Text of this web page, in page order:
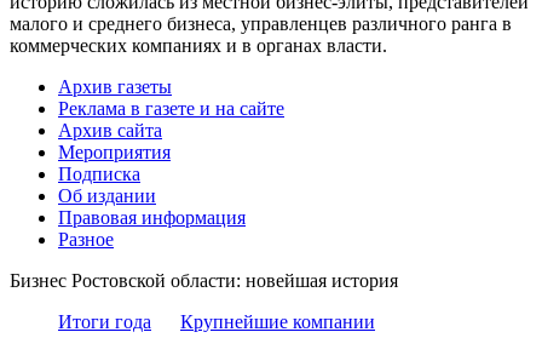
малого и среднего бизнеса, управленцев различного ранга в
коммерческих компаниях и в органах власти.
Архив газеты
Реклама в газете и на сайте
Архив сайта
Мероприятия
Подписка
Об издании
Правовая информация
Разное
Бизнес Ростовской области: новейшая история
Итоги года
Крупнейшие компании